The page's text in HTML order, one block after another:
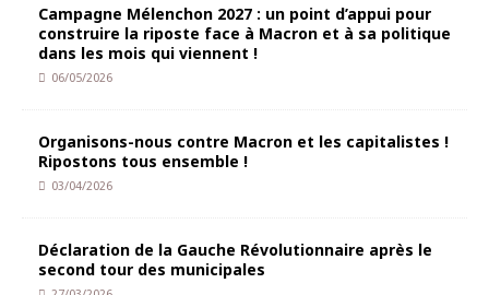
Campagne Mélenchon 2027 : un point d’appui pour
construire la riposte face à Macron et à sa politique
dans les mois qui viennent !
06/05/2026
Organisons-nous contre Macron et les capitalistes !
Ripostons tous ensemble !
03/04/2026
Déclaration de la Gauche Révolutionnaire après le
second tour des municipales